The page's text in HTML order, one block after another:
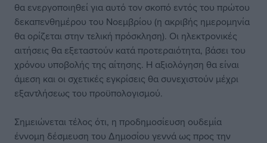
θα ενεργοποιηθεί για αυτό τον σκοπό εντός του πρώτου
δεκαπενθημέρου του Νοεμβρίου (η ακριβής ημερομηνία
θα ορίζεται στην τελική πρόσκληση). Οι ηλεκτρονικές
αιτήσεις θα εξεταστούν κατά προτεραιότητα, βάσει του
χρόνου υποβολής της αίτησης. Η αξιολόγηση θα είναι
άμεση και οι σχετικές εγκρίσεις θα συνεχιστούν μέχρι
εξαντλήσεως του προϋπολογισμού.
Σημειώνεται τέλος ότι, η προδημοσίευση ουδεμία
έννομη δέσμευση του Δημοσίου γεννά ως προς την